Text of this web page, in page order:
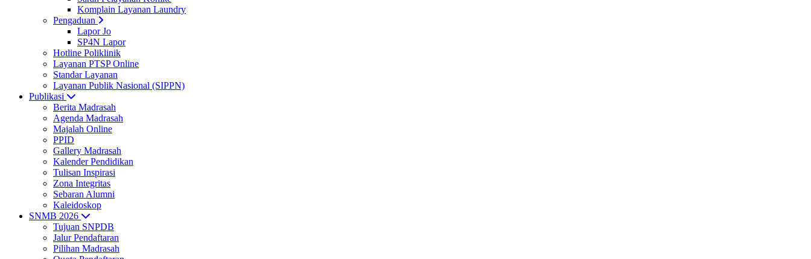
Komplain Layanan Laundry
Pengaduan
Lapor Jo
SP4N Lapor
Hotline Poliklinik
Layanan PTSP Online
Standar Layanan
Layanan Publik Nasional (SIPPN)
Publikasi
Berita Madrasah
Agenda Madrasah
Majalah Online
PPID
Gallery Madrasah
Kalender Pendidikan
Tulisan Inspirasi
Zona Integritas
Sebaran Alumni
Kaleidoskop
SNMB 2026
Tujuan SNPDB
Jalur Pendaftaran
Pilihan Madrasah